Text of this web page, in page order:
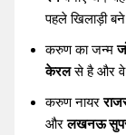
पहले खिलाड़ी
करुण का जन्म
केरलसे है और
करुण नायर
औरलखनऊ